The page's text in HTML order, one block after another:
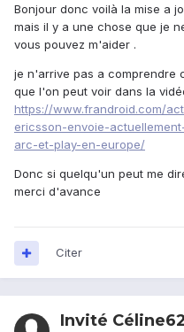
Bonjour donc voilà la mise a
mais il y a une chose que je
vous pouvez m'aider .
je n'arrive pas a comprendre
que l'on peut voir dans la
https://www.frandroid.com/
ericsson-envoie-
arc-et-play-en-europe/
Donc si quelqu'un peut me
merci d'avance
Citer
Invité